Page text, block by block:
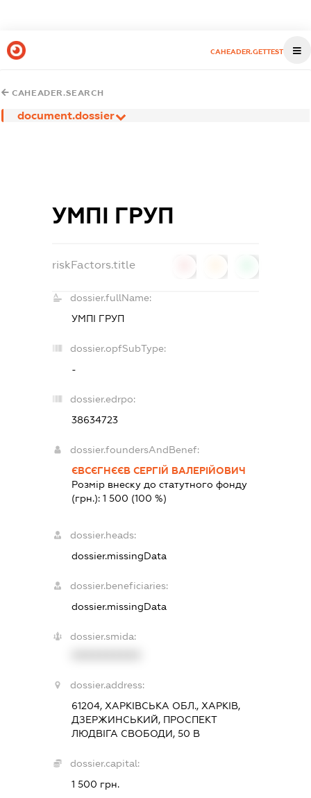
CAHEADER.GETTEST
CAHEADER.SEARCH
document.dossier
УМПІ ГРУП
riskFactors.title
dossier.fullName:
УМПІ ГРУП
dossier.opfSubType:
-
dossier.edrpo:
38634723
dossier.foundersAndBenef:
ЄВСЄГНЄЄВ СЕРГІЙ ВАЛЕРІЙОВИЧ
Розмір внеску до статутного фонду
(грн.):1 500 (100 %)
dossier.heads:
dossier.missingData
dossier.beneficiaries:
dossier.missingData
dossier.smida:
dossier.address:
61204, ХАРКІВСЬКА ОБЛ., ХАРКІВ,
ДЗЕРЖИНСЬКИЙ, ПРОСПЕКТ
ЛЮДВІГА СВОБОДИ, 50 В
dossier.capital:
1 500 грн.